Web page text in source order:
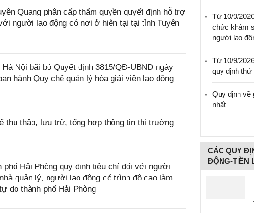
Quang phân cấp thẩm quyền quyết định hỗ trợ
người lao động có nơi ở hiện tại tại tỉnh Tuyên
Nội bãi bỏ Quyết định 3815/QĐ-UBND ngày
hành Quy chế quản lý hòa giải viên lao động
thu thập, lưu trữ, tổng hợp thông tin thị trường
phố Hải Phòng quy định tiêu chí đối với người
quản lý, người lao động có trình độ cao làm
do thành phố Hải Phòng
Từ 10/9/
chức khám
người lao
Từ 10/9/
quy định thử
Quy định về
nhất
CÁC QUY
ĐỘNG-TIỀN